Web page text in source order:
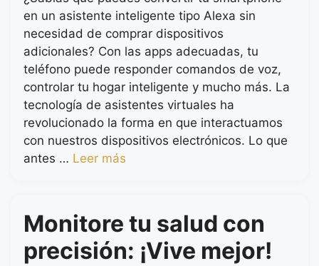
en un asistente inteligente tipo Alexa sin
necesidad de comprar dispositivos
adicionales? Con las apps adecuadas, tu
teléfono puede responder comandos de voz,
controlar tu hogar inteligente y mucho más. La
tecnología de asistentes virtuales ha
revolucionado la forma en que interactuamos
con nuestros dispositivos electrónicos. Lo que
antes … Leer más
Monitore tu salud con
precisión: ¡Vive mejor!